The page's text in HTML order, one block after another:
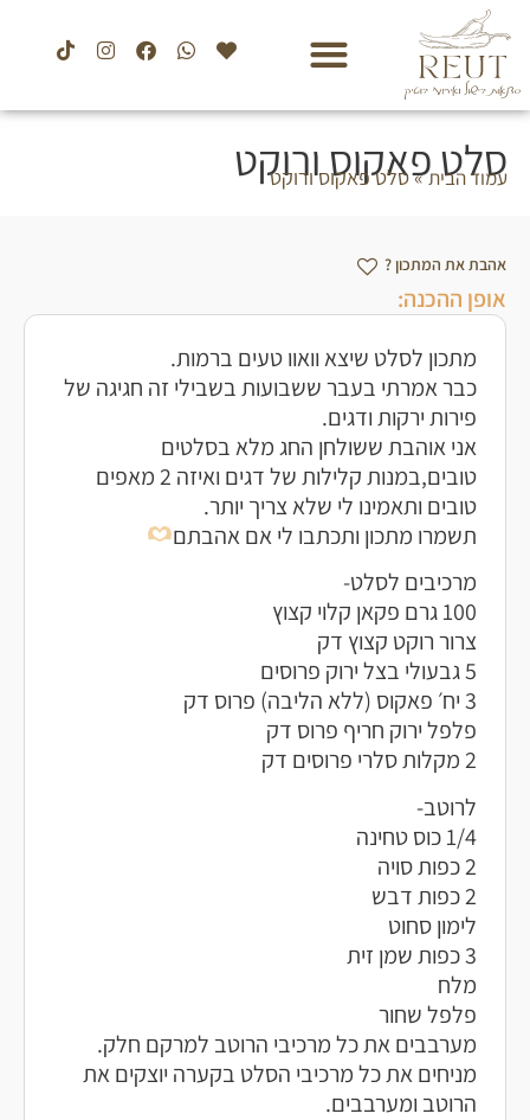
סלט פאקוס ורוקט
עמוד הבית»סלט פאקוס ורוקט
אהבת את המתכון ?
אופן ההכנה:
מתכון לסלט שיצא וואוו טעים ברמות.
כבר אמרתי בעבר ששבועות בשבילי זה חגיגה של
פירות ירקות ודגים.
אני אוהבת ששולחן החג מלא בסלטים
טובים,במנות קלילות של דגים ואיזה 2 מאפים
טובים ותאמינו לי שלא צריך יותר.
תשמרו מתכון ותכתבו לי אם אהבתם
מרכיבים לסלט-
100 גרם פקאן קלוי קצוץ
צרור רוקט קצוץ דק
5 גבעולי בצל ירוק פרוסים
3 יח׳ פאקוס (ללא הליבה) פרוס דק
פלפל ירוק חריף פרוס דק
2 מקלות סלרי פרוסים דק
לרוטב-
1/4 כוס טחינה
2 כפות סויה
2 כפות דבש
לימון סחוט
3 כפות שמן זית
מלח
פלפל שחור
מערבבים את כל מרכיבי הרוטב למרקם חלק.
מניחים את כל מרכיבי הסלט בקערה יוצקים את
הרוטב ומערבבים.